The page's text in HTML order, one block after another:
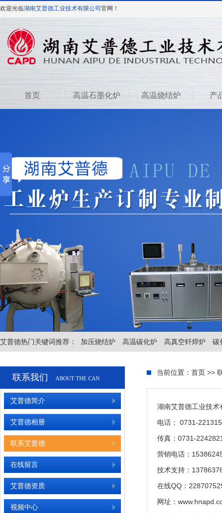
欢迎光临湖南艾普德工业技术有限公司 官网！
首页 高温石墨化炉 高温烧结炉 产
艾普德热门关键词推荐： 加压烧结炉 高温碳化炉 高真空钎焊炉 碳
联系我们 ABOUT THE CAN
艾普德简介
艾普德相册
联系艾普德
在线留言
艾普德资质
视频中心
当前位置：首页 >>
湖南艾普德工业技术
电话： 0731-
传真：0731-
营销电话：
技术支持：
在线QQ：
网址：